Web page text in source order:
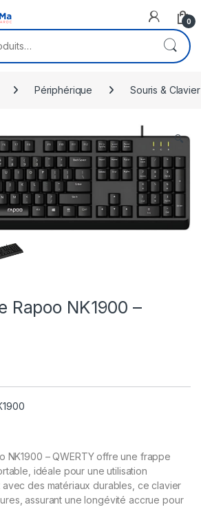
0
Périphérique Souris & Clavier
🔍
Rapoo NK1900 –
NK1900 – QWERTY offre une frappe
idéale pour une utilisation
avec des matériaux durables, ce clavier
assurant une longévité accrue pour